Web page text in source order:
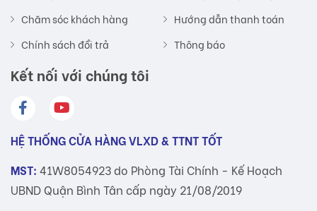
Chăm sóc khách hàng
Chính sách đổi trả
Hướng dẫn thanh toán
Thông báo
Kết nối với chúng tôi
HỆ THỐNG CỬA HÀNG VLXD & TTNT TỐT
MST: 41W8054923 do Phòng Tài Chính - Kế Hoạch
UBND Quận Bình Tân cấp ngày 21/08/2019